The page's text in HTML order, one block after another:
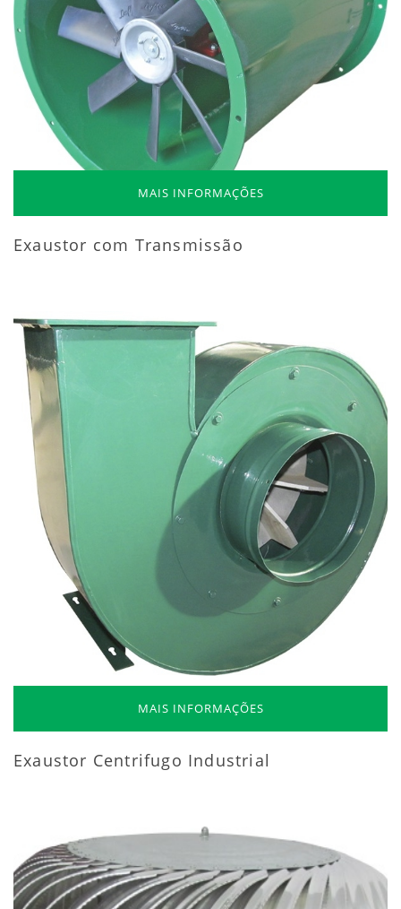
MAIS INFORMAÇÕES
Exaustor com Transmissão
MAIS INFORMAÇÕES
Exaustor Centrifugo Industrial